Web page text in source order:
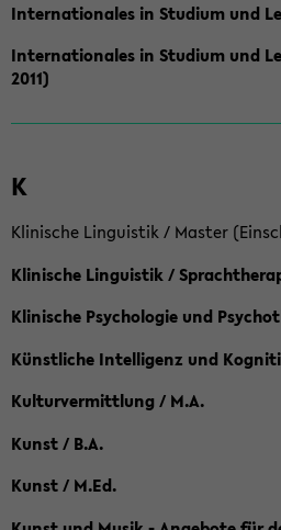
Internationales in Studium und
Internationales in Studium und
2011)
K
Klinische Linguistik / Master
Klinische Linguistik /
Klinische Psychologie und
Künstliche Intelligenz und
Kulturvermittlung / M.A.
Kunst / B.A.
Kunst / M.Ed.